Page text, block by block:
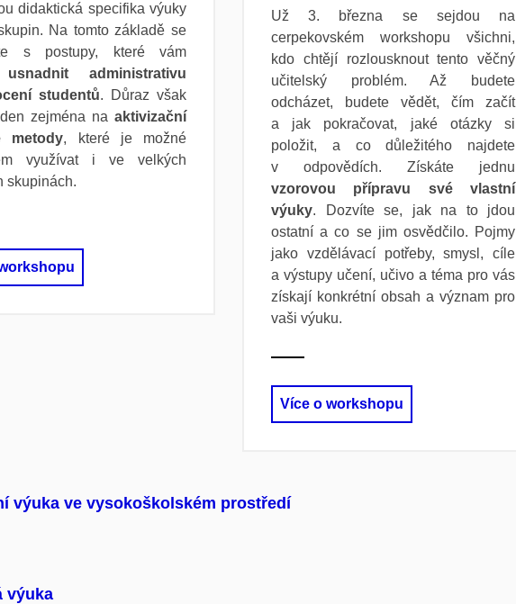
didaktická specifika výuky
Na tomto základě se
s postupy, které vám
usnadnit administrativu
studentů. Důraz však
zejména na aktivizační
metody, které je možné
využívat i ve velkých
skupinách.
Už 3. března se sejdou na
cerpekovském workshopu všichni,
kdo chtějí rozlousknout tento věčný
učitelský problém. Až budete
odcházet, budete vědět, čím začít
a jak pokračovat, jaké otázky si
položit, a co důležitého najdete
v odpovědích. Získáte jednu
vzorovou přípravu své vlastní
výuky. Dozvíte se, jak na to jdou
ostatní a co se jim osvědčilo. Pojmy
jako vzdělávací potřeby, smysl, cíle
a výstupy učení, učivo a téma pro vás
získají konkrétní obsah a význam pro
vaši výuku.
Více o workshopu
výuka ve vysokoškolském prostředí
výuka